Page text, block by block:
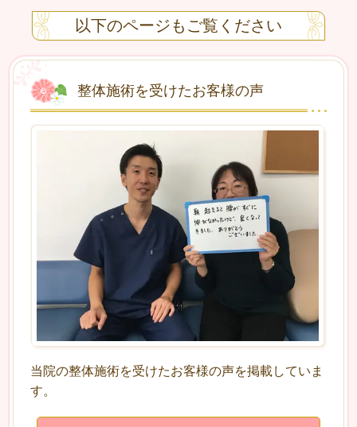
以下のページもご覧ください
整体施術を受けたお客様の声
当院の整体施術を受けたお客様の声を掲載していま
す。